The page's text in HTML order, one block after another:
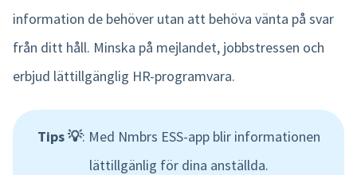
information de behöver utan att behöva vänta på svar
från ditt håll. Minska på mejlandet, jobbstressen och
erbjud lättillgänglig HR-programvara.
Tips 💡: Med Nmbrs ESS-app blir informationen
lättillgänlig för dina anställda.